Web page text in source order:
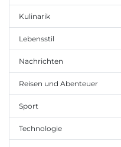
Kulinarik
Lebensstil
Nachrichten
Reisen und Abenteuer
Sport
Technologie